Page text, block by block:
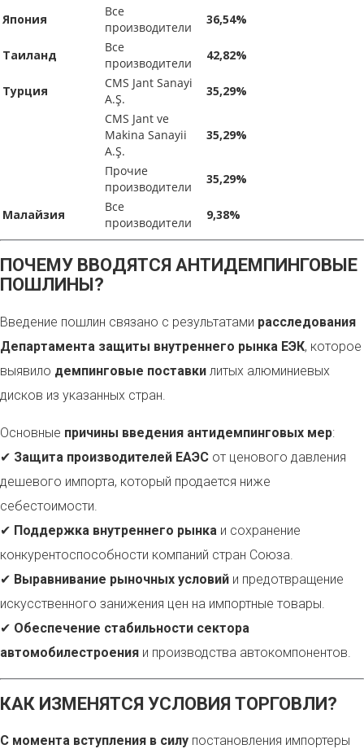
Япония
Все
производители
36,54%
Таиланд
Все
производители
42,82%
Турция
CMS Jant Sanayi
A.Ş.
35,29%
CMS Jant ve
Makina Sanayii
A.Ş.
35,29%
Прочие
производители
35,29%
Малайзия
Все
производители
9,38%
ПОЧЕМУ ВВОДЯТСЯ АНТИДЕМПИНГОВЫЕ
ПОШЛИНЫ?
Введение пошлин связано с результатами расследования
Департамента защиты внутреннего рынка ЕЭК, которое
выявило демпинговые поставки литых алюминиевых
дисков из указанных стран.
Основные причины введения антидемпинговых мер:
✔ Защита производителей ЕАЭС от ценового давления
дешевого импорта, который продается ниже
себестоимости.
✔ Поддержка внутреннего рынка и сохранение
конкурентоспособности компаний стран Союза.
✔ Выравнивание рыночных условий и предотвращение
искусственного занижения цен на импортные товары.
✔ Обеспечение стабильности сектора
автомобилестроения и производства автокомпонентов.
КАК ИЗМЕНЯТСЯ УСЛОВИЯ ТОРГОВЛИ?
С момента вступления в силу постановления импортеры